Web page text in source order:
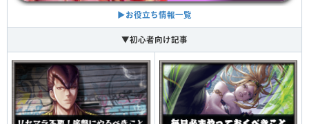
29試合
VS
ジョリー
30試合
パク・ウォンシク
VS
飯田将成
▶︎お役立ち情報一覧
▼初心者向け記事